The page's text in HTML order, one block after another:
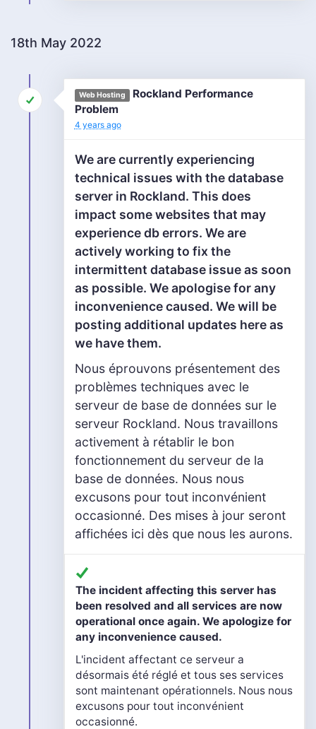
18th May 2022
Web Hosting
Rockland Performance
Problem
4 years ago
We are currently experiencing
technical issues with the database
server in Rockland. This does
impact some websites that may
experience db errors. We are
actively working to fix the
intermittent database issue as soon
as possible. We apologise for any
inconvenience caused. We will be
posting additional updates here as
we have them.
Nous éprouvons présentement des
problèmes techniques avec le
serveur de base de données sur le
serveur Rockland. Nous travaillons
activement à rétablir le bon
fonctionnement du serveur de la
base de données. Nous nous
excusons pour tout inconvénient
occasionné. Des mises à jour seront
affichées ici dès que nous les aurons.
The incident affecting this server has
been resolved and all services are now
operational once again. We apologize for
any inconvenience caused.
L'incident affectant ce serveur a
désormais été réglé et tous ses services
sont maintenant opérationnels. Nous nous
excusons pour tout inconvénient
occasionné.